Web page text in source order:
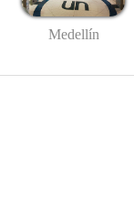
Medellín